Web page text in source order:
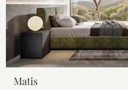
Matis